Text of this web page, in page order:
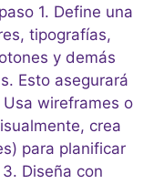
1. Define una
tipografías,
y demás
Esto asegurará
wireframes o
crea
para planificar
Diseña con